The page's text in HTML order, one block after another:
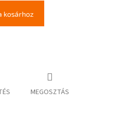
kosárhoz
MEGOSZTÁS